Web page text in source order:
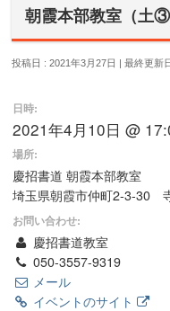
朝霞本部教室（土③
投稿日 : 2021年3月27日 最終更新
日時:
2021年4月10日 @
場所:
慶招書道 朝霞本部教室
埼玉県朝霞市仲町2-3-30
お問い合わせ:
慶招書道教室
050-3557-9319
メール
イベントのサイト